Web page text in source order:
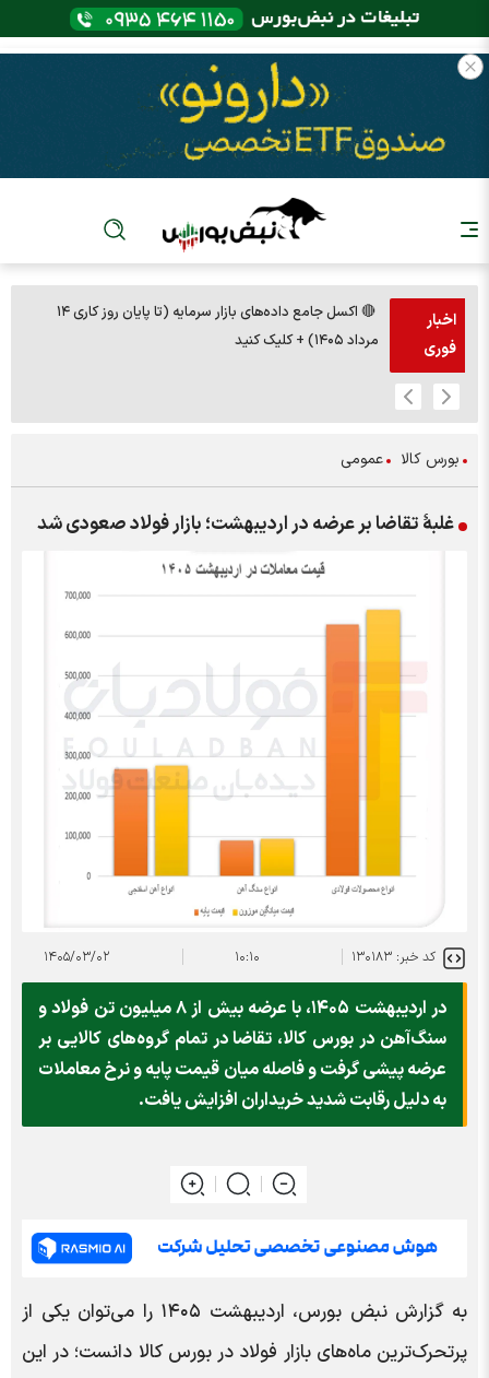
اخبار
فوری
🔴 اکسل جامع داده‌های بازار سرمایه (تا پایان روز کاری ۱۴
مرداد ۱۴۰۵) + کلیک کنید
بورس کالا عمومی
غلبۀ تقاضا بر عرضه در اردیبهشت؛ بازار فولاد صعودی شد
کد خبر: ۱۳۰۱۸۳ ۱۰:۱۰ ۱۴۰۵/۰۳/۰۲
در اردیبهشت ۱۴۰۵، با عرضه بیش از ۸ میلیون تن فولاد و
سنگ‌آهن در بورس کالا، تقاضا در تمام گروه‌های کالایی بر
عرضه پیشی گرفت و فاصله میان قیمت پایه و نرخ معاملات
به دلیل رقابت شدید خریداران افزایش یافت.
به گزارش نبض بورس، اردیبهشت ۱۴۰۵ را می‌توان یکی از
پرتحرک‌ترین ماه‌های بازار فولاد در بورس کالا دانست؛ در این